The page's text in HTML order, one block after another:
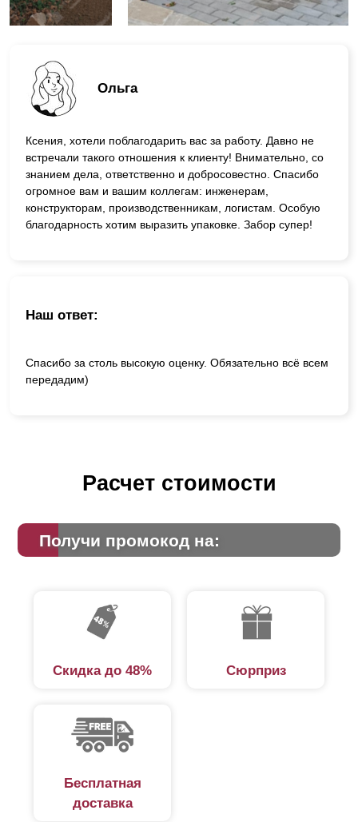
Ольга
Ксения, хотели поблагодарить вас за работу. Давно не
встречали такого отношения к клиенту! Внимательно, со
знанием дела, ответственно и добросовестно. Спасибо
огромное вам и вашим коллегам: инженерам,
конструкторам, производственникам, логистам. Особую
благодарность хотим выразить упаковке. Забор супер!
Наш ответ:
Спасибо за столь высокую оценку. Обязательно всё всем
передадим)
Расчет стоимости
Получи промокод на:
Скидка до 48% Сюрприз
Бесплатная
доставка